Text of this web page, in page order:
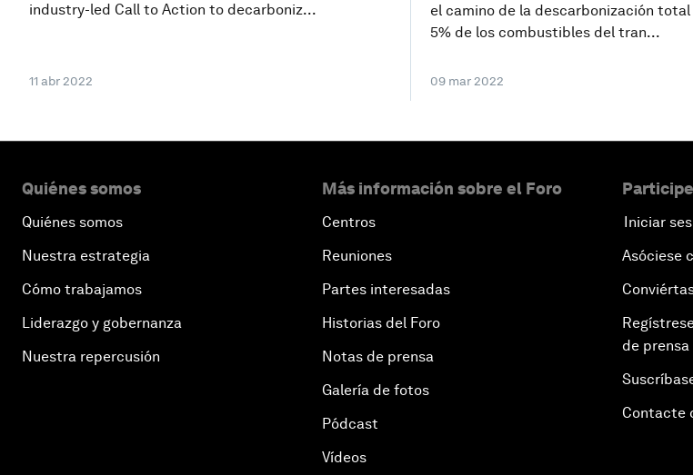
industry-led Call to Action to decarboniz...
11 abr 2022
el camino de la descarbonización
5% de los combustibles del tran...
09 mar 2022
Quiénes somos
Quiénes somos
Nuestra estrategia
Cómo trabajamos
Liderazgo y gobernanza
Nuestra repercusión
Más información sobre el Foro
Centros
Reuniones
Partes interesadas
Historias del Foro
Notas de prensa
Galería de fotos
Pódcast
Vídeos
Iniciar
Asóciese
de prensa
Contacte